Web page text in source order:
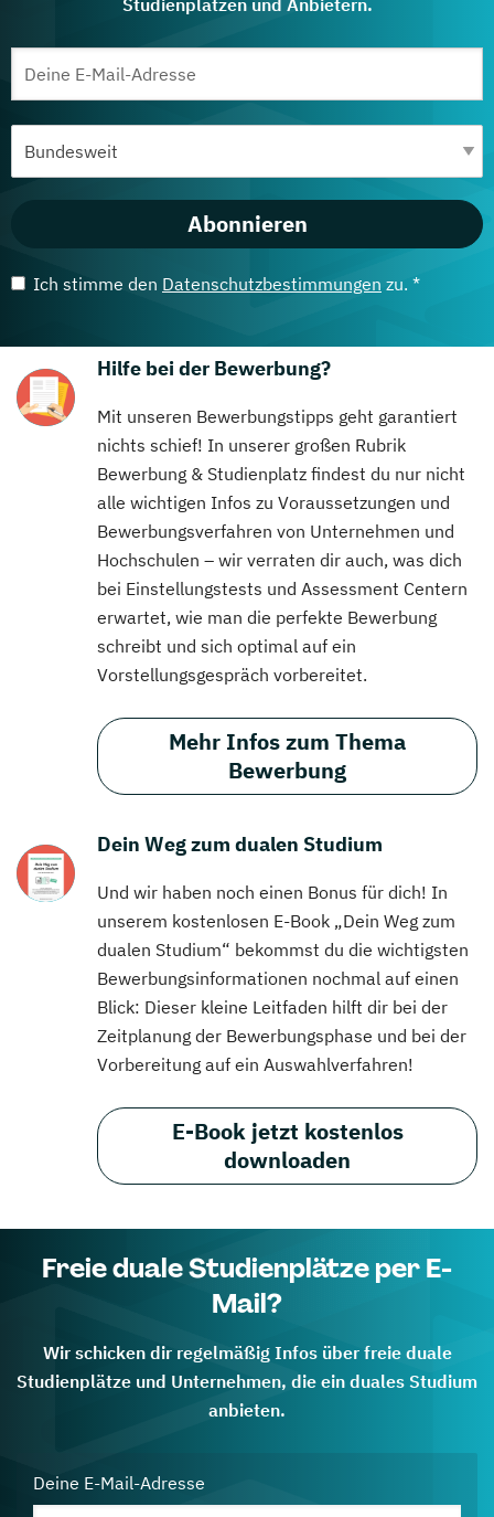
Abonnieren
Ich stimme den Datenschutzbestimmungen zu. *
Hilfe bei der Bewerbung?
Mit unseren Bewerbungstipps geht garantiert
nichts schief! In unserer großen Rubrik
Bewerbung & Studienplatz findest du nur nicht
alle wichtigen Infos zu Voraussetzungen und
Bewerbungsverfahren von Unternehmen und
Hochschulen – wir verraten dir auch, was dich
bei Einstellungstests und Assessment Centern
erwartet, wie man die perfekte Bewerbung
schreibt und sich optimal auf ein
Vorstellungsgespräch vorbereitet.
Mehr Infos zum Thema
Bewerbung
Dein Weg zum dualen Studium
Und wir haben noch einen Bonus für dich! In
unserem kostenlosen E-Book „Dein Weg zum
dualen Studium“ bekommst du die wichtigsten
Bewerbungsinformationen nochmal auf einen
Blick: Dieser kleine Leitfaden hilft dir bei der
Zeitplanung der Bewerbungsphase und bei der
Vorbereitung auf ein Auswahlverfahren!
E-Book jetzt kostenlos
downloaden
Freie duale Studienplätze per E-
Mail?
Wir schicken dir regelmäßig Infos über freie duale
Studienplätze und Unternehmen, die ein duales Studium
anbieten.
Deine E-Mail-Adresse